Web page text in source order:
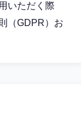
いただく際
（GDPR）お